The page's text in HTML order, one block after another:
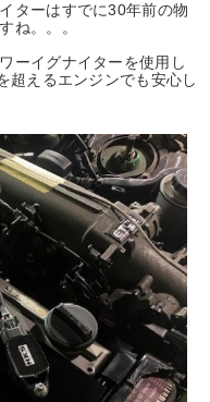
ターはすでに30年前の物
ね。。。
ーイグナイターを使用し
超えるエンジンでも安心し